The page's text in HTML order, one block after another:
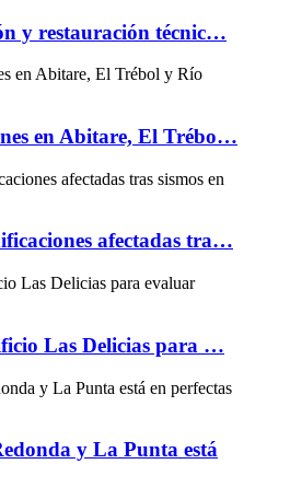
y restauración técnic…
en Abitare, El Trébo…
afectadas tra…
Las Delicias para …
y La Punta está